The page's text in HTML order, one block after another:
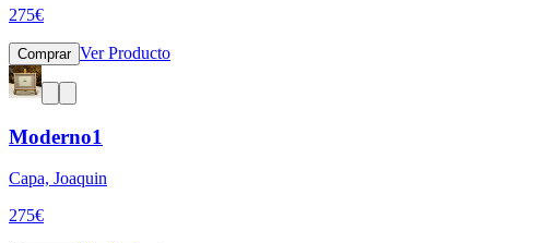
275€
Comprar Ver Producto
Moderno1
Capa, Joaquin
275€